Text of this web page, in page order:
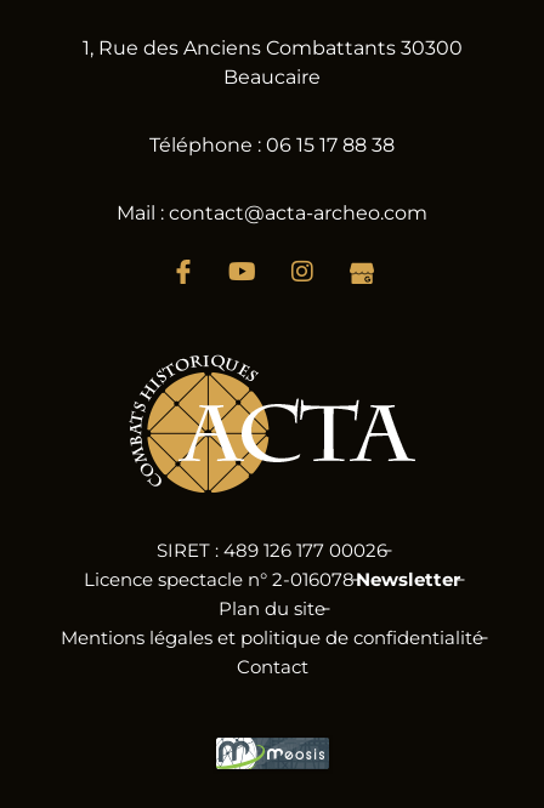
1, Rue des Anciens Combattants 30300
Beaucaire
Téléphone : 06 15 17 88 38
Mail : contact@acta-archeo.com
SIRET : 489 126 177 00026
Licence spectacle n° 2-016078Newsletter
Plan du site
Mentions légales et politique de confidentialité
Contact